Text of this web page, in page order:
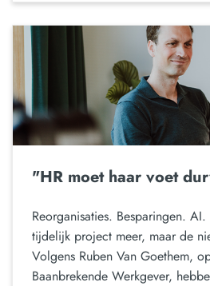
"HR moet haar voet
Reorganisaties. Besparingen.
tijdelijk project meer, maar de
Volgens Ruben Van Goethem,
Baanbrekende Werkgever,